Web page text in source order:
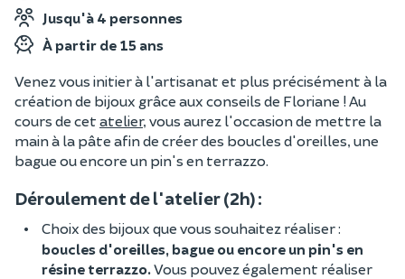
Jusqu'à 4 personnes
À partir de 15 ans
Venez vous initier à l'artisanat et plus précisément à la
création de bijoux grâce aux conseils de Floriane ! Au
cours de cet atelier, vous aurez l'occasion de mettre la
main à la pâte afin de créer des boucles d'oreilles, une
bague ou encore un pin's en terrazzo.
Déroulement de l'atelier (2h) :
Choix des bijoux que vous souhaitez réaliser :
boucles d'oreilles, bague ou encore un pin's en
résine terrazzo.Vous pouvez également réaliser